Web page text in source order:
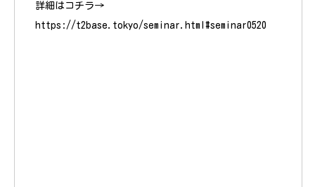
詳細はコチラ→
https://t2base.tokyo/seminar.html#seminar0520